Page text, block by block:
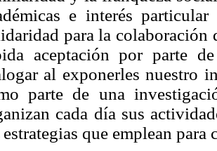
e interés
para la
aceptación por parte
al exponerles nuestro
parte de una
cada día sus
estrategias que emplean para